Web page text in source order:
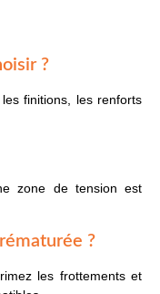
?
finitions, les renforts
zone de tension est
?
les frottements et